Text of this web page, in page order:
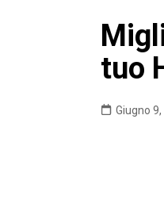
tuo
Giugno